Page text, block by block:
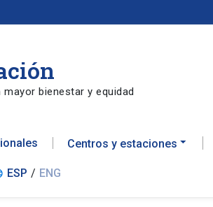
bienestar y equidad
Centros y estaciones
ESP / ENG